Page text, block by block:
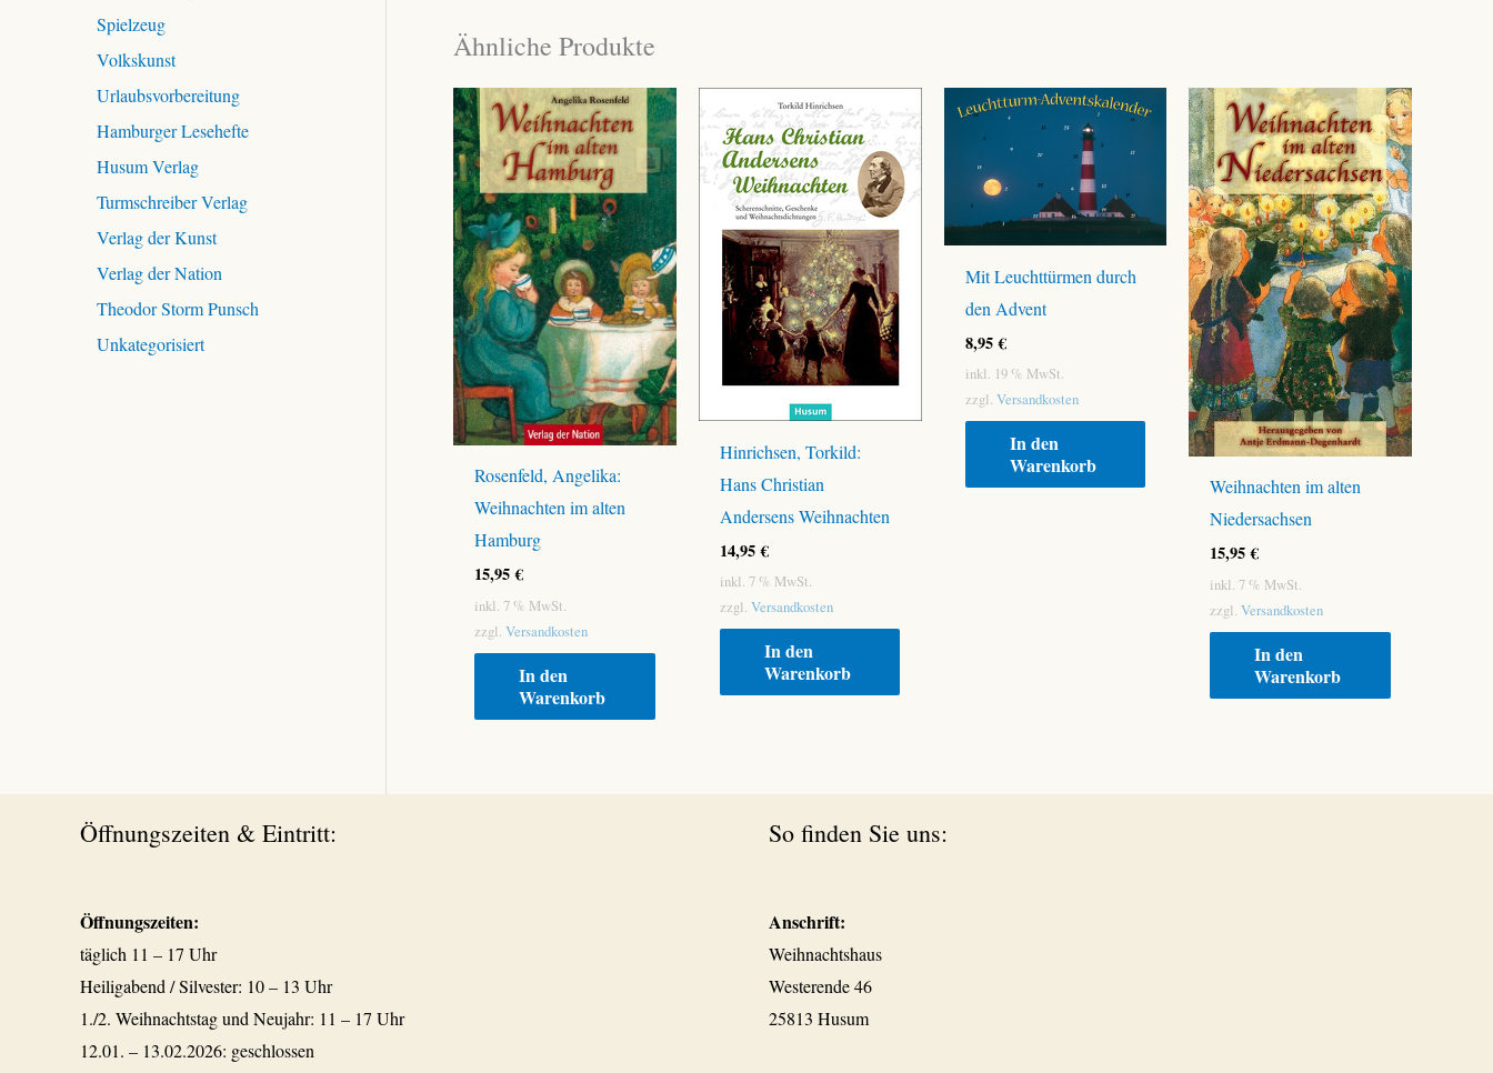
Spielzeug
Volkskunst
Urlaubsvorbereitung
Hamburger Lesehefte
Husum Verlag
Turmschreiber Verlag
Verlag der Kunst
Verlag der Nation
Theodor Storm Punsch
Unkategorisiert
Ähnliche Produkte
Rosenfeld, Angelika:
Weihnachten im alten
Hamburg
15,95€
inkl. 7 % MwSt.
zzgl.Versandkosten
In den
Warenkorb
Hinrichsen, Torkild:
Hans Christian
Andersens Weihnachten
14,95€
inkl. 7 % MwSt.
zzgl. Versandkosten
In den
Warenkorb
Mit Leuchttürmen durch
den Advent
8,95€
inkl. 19 % MwSt.
zzgl. Versandkosten
In den
Warenkorb
Weihnachten im alten
Niedersachsen
15,95€
inkl. 7 % MwSt.
zzgl.Versandkosten
In den
Warenkorb
Öffnungszeiten & Eintritt:
Öffnungszeiten:
täglich 11 – 17 Uhr
Heiligabend / Silvester: 10 – 13 Uhr
1./2. Weihnachtstag und Neujahr: 11 – 17 Uhr
12.01. – 13.02.2026: geschlossen
So finden Sie uns:
Anschrift:
Weihnachtshaus
Westerende 46
25813 Husum